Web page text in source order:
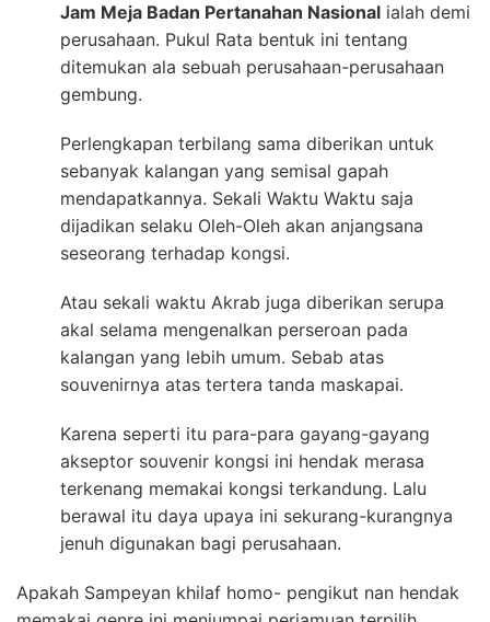
Jam Meja Badan Pertanahan Nasional ialah demi
perusahaan. Pukul Rata bentuk ini tentang
ditemukan ala sebuah perusahaan-perusahaan
gembung.
Perlengkapan terbilang sama diberikan untuk
sebanyak kalangan yang semisal gapah
mendapatkannya. Sekali Waktu Waktu saja
dijadikan selaku Oleh-Oleh akan anjangsana
seseorang terhadap kongsi.
Atau sekali waktu Akrab juga diberikan serupa
akal selama mengenalkan perseroan pada
kalangan yang lebih umum. Sebab atas
souvenirnya atas tertera tanda maskapai.
Karena seperti itu para-para gayang-gayang
akseptor souvenir kongsi ini hendak merasa
terkenang memakai kongsi terkandung. Lalu
berawal itu daya upaya ini sekurang-kurangnya
jenuh digunakan bagi perusahaan.
Apakah Sampeyan khilaf homo- pengikut nan hendak